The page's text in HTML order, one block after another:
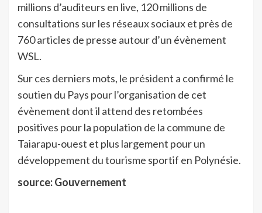
millions d’auditeurs en live, 120 millions de
consultations sur les réseaux sociaux et près de
760 articles de presse autour d’un évènement
WSL.
Sur ces derniers mots, le président a confirmé le
soutien du Pays pour l’organisation de cet
évènement dont il attend des retombées
positives pour la population de la commune de
Taiarapu-ouest et plus largement pour un
développement du tourisme sportif en Polynésie.
source: Gouvernement